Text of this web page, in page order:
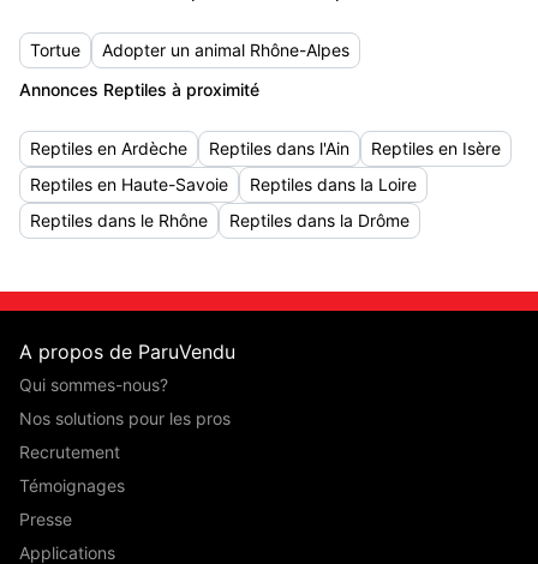
Tortue
Adopter un animal Rhône-Alpes
Annonces Reptiles à proximité
Reptiles en Ardèche Reptiles dans l'Ain
Reptiles en Isère
Reptiles en Haute-Savoie
Reptiles dans la Loire
Reptiles dans le Rhône
Reptiles dans la Drôme
A propos de ParuVendu
Qui sommes-nous?
Nos solutions pour les pros
Recrutement
Témoignages
Presse
Applications